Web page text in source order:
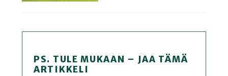
PS. TULE MUKAAN – JAA TÄMÄ
ARTIKKELI